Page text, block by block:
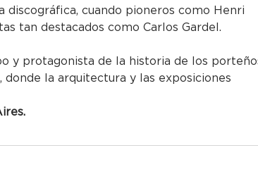
cuando pioneros como Henri
tan destacados como Carlos Gardel.
y protagonista de la historia de los
donde la arquitectura y las exposiciones